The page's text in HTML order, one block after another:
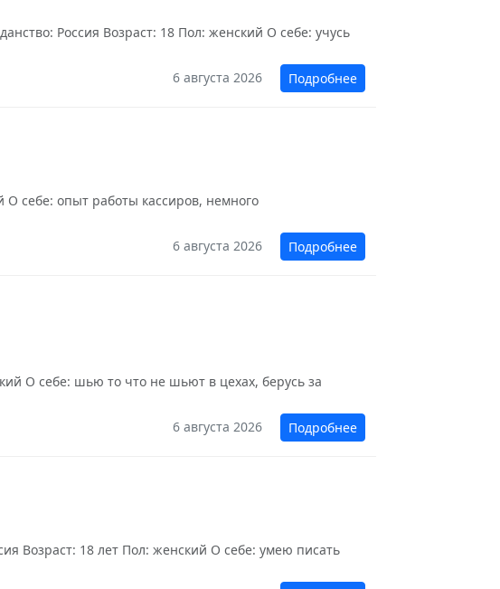
Россия Возраст: 18 Пол: женский О себе: учусь
6 августа 2026
Подробнее
О себе: опыт работы кассиров, немного
6 августа 2026
Подробнее
О себе: шью то что не шьют в цехах, берусь за
6 августа 2026
Подробнее
Возраст: 18 лет Пол: женский О себе: умею писать